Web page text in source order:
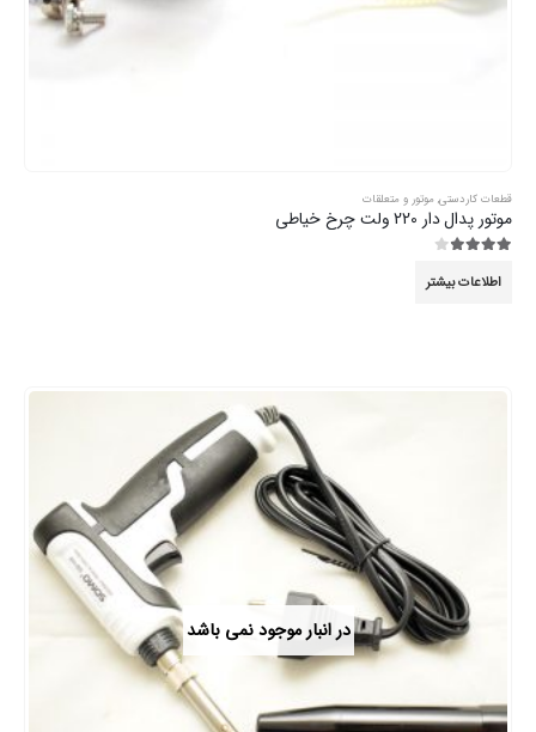
قطعات کاردستی, موتور و متعلقات
موتور پدال دار 220 ولت چرخ خیاطی
اطلاعات بیشتر
در انبار موجود نمی باشد